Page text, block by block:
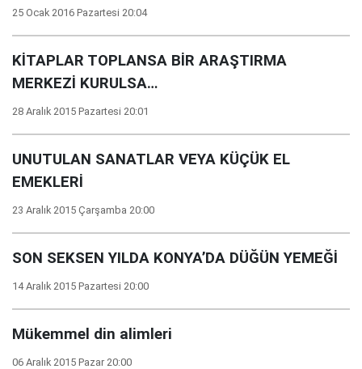
25 Ocak 2016 Pazartesi 20:04
KİTAPLAR TOPLANSA BİR ARAŞTIRMA
MERKEZİ KURULSA…
28 Aralık 2015 Pazartesi 20:01
UNUTULAN SANATLAR VEYA KÜÇÜK EL
EMEKLERİ
23 Aralık 2015 Çarşamba 20:00
SON SEKSEN YILDA KONYA’DA DÜĞÜN YEMEĞİ
14 Aralık 2015 Pazartesi 20:00
Mükemmel din alimleri
06 Aralık 2015 Pazar 20:00